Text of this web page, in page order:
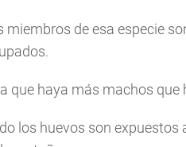
de esa especie
que haya más machos que
los huevos son expuestos